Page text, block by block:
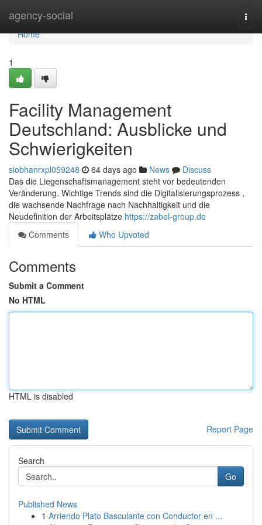
agency-social
Home
Home
1
Facility Management
Deutschland: Ausblicke und
Schwierigkeiten
siobhanrxpl059248 64 days ago News
Discuss
Das die Liegenschaftsmanagement steht vor bedeutenden
Veränderung. Wichtige Trends sind die Digitalisierungsprozess ,
die wachsende Nachfrage nach Nachhaltigkeit und die
Neudefinition der Arbeitsplätze https://zabel-group.de
Comments
Who Upvoted
Comments
Submit a Comment
No HTML
HTML is disabled
Report Page
Search
Go
Published News
1 Arriendo Plato Basculante con Conductor en ...